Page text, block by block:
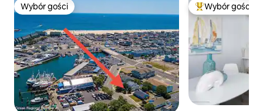
Wybór gości
Wybór gości Wybór gości